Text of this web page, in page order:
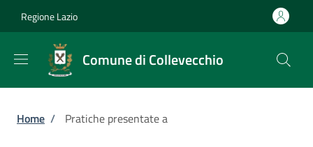
Regione Lazio
Comune di Collevecchio
Briciole di pane
Home / Pratiche presentate a